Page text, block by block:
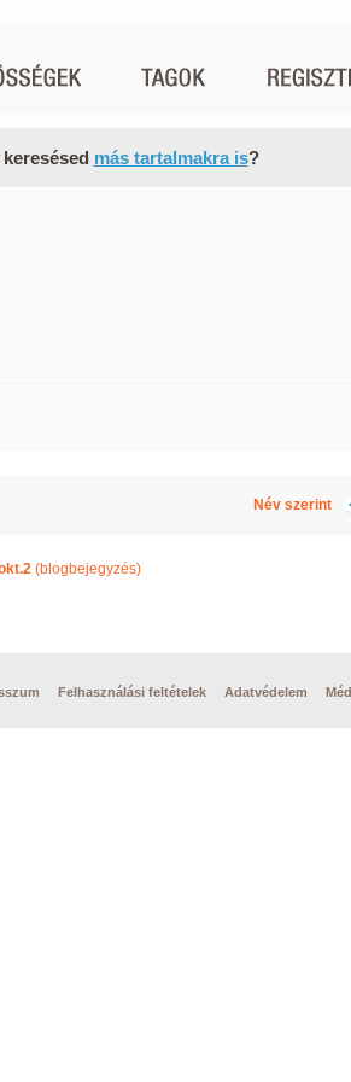
más tartalmakra is?
Név szerint
(blogbejegyzés)
Felhasználási feltételek Adatvédelem